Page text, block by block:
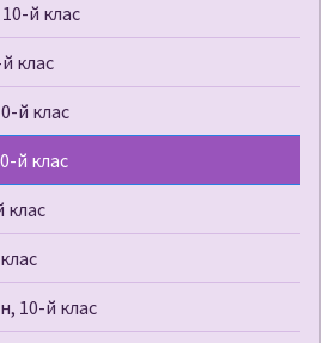
й клас
клас
й клас
й клас
клас
10-й клас